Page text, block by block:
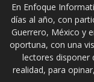
En Enfoque
días al año, con
Guerrero, México y
oportuna, con una
lectores disponer
realidad, para